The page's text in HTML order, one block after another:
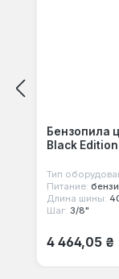
Бензопила
Black
Тип
Питание:
Длина шины:
Шаг: 3/8"
Обычная
4 464,05 ₴